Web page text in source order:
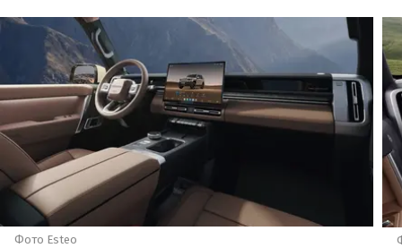
Фото Esteo